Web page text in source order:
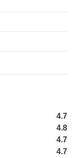
4.7
4.8
4.7
4.7